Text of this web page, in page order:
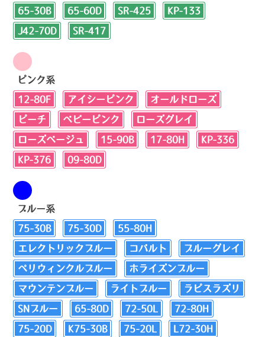
65-30B 65-60D SR-425 KP-133
J42-70D SR-417
ピンク系
12-80F アイシーピンク オールドローズ
ピーチ ベビーピンク ローズグレイ
ローズベージュ 15-90B 17-80H KP-336
KP-376 09-80D
ブルー系
75-30B 75-30D 55-80H
エレクトリックブルー コバルト ブルーグレイ
ペリウィンクルブルー ホライズンブルー
マウンテンブルー ライトブルー ラピスラズリ
SNブルー 65-80D 72-50L 72-80H
75-20D K75-30B 75-20L L72-30H